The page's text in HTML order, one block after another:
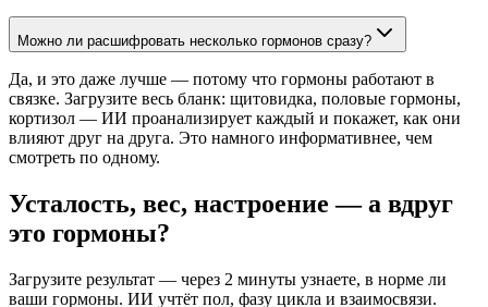
Можно ли расшифровать несколько гормонов сразу?
Да, и это даже лучше — потому что гормоны работают в
связке. Загрузите весь бланк: щитовидка, половые гормоны,
кортизол — ИИ проанализирует каждый и покажет, как они
влияют друг на друга. Это намного информативнее, чем
смотреть по одному.
Усталость, вес, настроение — а вдруг
это гормоны?
Загрузите результат — через 2 минуты узнаете, в норме ли
ваши гормоны. ИИ учтёт пол, фазу цикла и взаимосвязи.